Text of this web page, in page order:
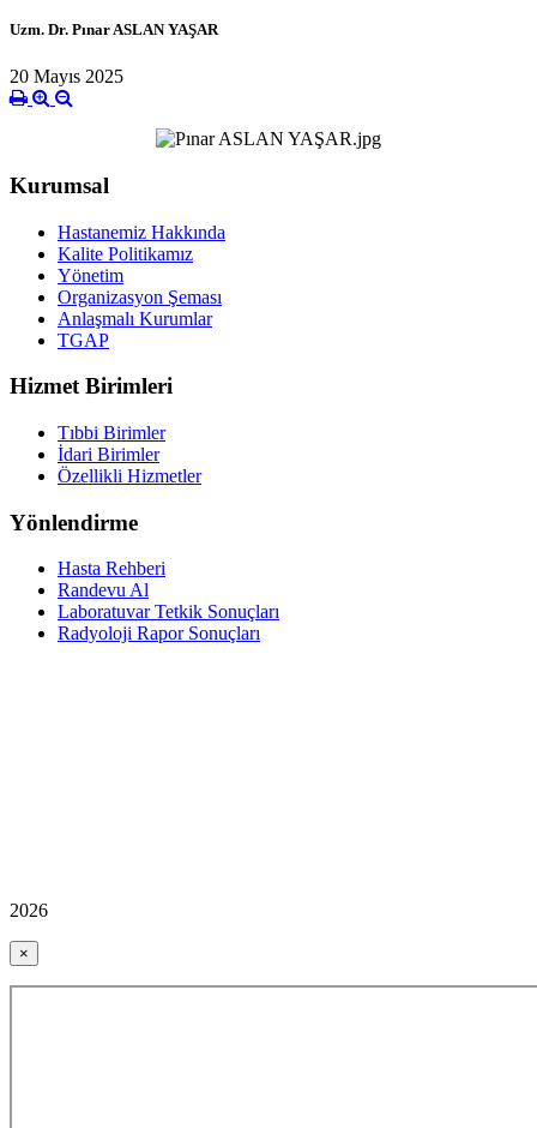
Uzm. Dr. Pınar ASLAN YAŞAR
20 Mayıs 2025
Kurumsal
Hastanemiz Hakkında
Kalite Politikamız
Yönetim
Organizasyon Şeması
Anlaşmalı Kurumlar
TGAP
Hizmet Birimleri
Tıbbi Birimler
İdari Birimler
Özellikli Hizmetler
Yönlendirme
Hasta Rehberi
Randevu Al
Laboratuvar Tetkik Sonuçları
Radyoloji Rapor Sonuçları
2026
×